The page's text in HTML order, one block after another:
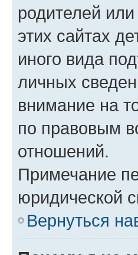
родителей
этих сайтах
иного вида
личных
внимание на
по правовым
отношений.
Примечание
юридической
Вернуться